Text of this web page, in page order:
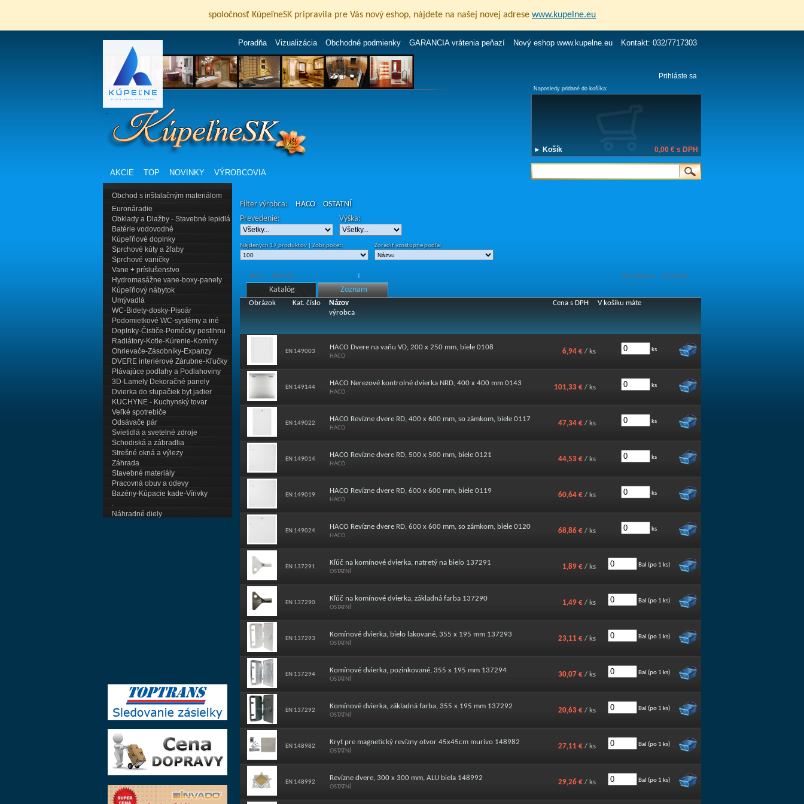
spoločnosť KúpeľneSK pripravila pre Vás nový eshop, nájdete na našej novej adrese www.kupelne.eu
Poradňa Vizualizácia Obchodné podmienky GARANCIA vrátenia peňazí Nový eshop www.kupelne.eu Kontakt: 032/7717303
Naposledy pridané do košíka:
► Košík 0,00 € s DPH
Prihláste sa
AKCIE TOP NOVINKY VÝROBCOVIA
Obchod s inštalačným materiálom
Euronáradie
Obklady a Dlažby - Stavebné lepidlá
Batérie vodovodné
Kúpeľňové doplnky
Sprchové kúty a žľaby
Sprchové vaničky
Vane + príslušenstvo
Hydromasážne vane-boxy-panely
Kúpeľňový nábytok
Umývadlá
WC-Bidety-dosky-Pisoár
Podomietkové WC-systémy a iné
Doplnky-Čističe-Pomôcky postihnu
Radiátory-Kotle-Kúrenie-Komíny
Ohrievače-Zásobníky-Expanzy
DVERE interiérové Zárubne-Kľučky
Plávajúce podlahy a Podlahoviny
3D-Lamely Dekoračné panely
Dvierka do stupačiek byt.jadier
KUCHYNE - Kuchynský tovar
Veľké spotrebiče
Odsávače pár
Svietidlá a svetelné zdroje
Schodiská a zábradlia
Strešné okná a výlezy
Záhrada
Stavebné materiály
Pracovná obuv a odevy
Bazény-Kúpacie kade-Vírivky
Náhradné diely
Filter výrobca: HACO
OSTATNÍ
Prevedenie:
Výška:
Nájdených 17 produktov | Zobr.počet: Zoradiť vzostupne podľa:
Prvá Predošlá Posledná
Nasledujúca
1
Katalóg Zoznam
Obrázok Kat. číslo
Názov
výrobca
Cena s DPH V košíku máte
EN 149003
HACO Dvere na vaňu VD, 200 x 250 mm, biele 0108
HACO
6,94 € / ks ks
EN 149144
HACO Nerezové kontrolné dvierka NRD, 400 x 400 mm 0143
HACO
101,33 € / ks ks
EN 149022
HACO Revízne dvere RD, 400 x 600 mm, so zámkom, biele 0117
HACO
47,34 € / ks ks
EN 149014
HACO Revízne dvere RD, 500 x 500 mm, biele 0121
HACO
44,53 € / ks ks
EN 149019
HACO Revízne dvere RD, 600 x 600 mm, biele 0119
HACO
60,64 € / ks ks
EN 149024
HACO Revízne dvere RD, 600 x 600 mm, so zámkom, biele 0120
HACO
68,86 € / ks ks
EN 137291
Kľúč na komínové dvierka, natretý na bielo 137291
OSTATNÍ
1,89 € / ks Bal (po 1 ks)
EN 137290
Kľúč na komínové dvierka, základná farba 137290
OSTATNÍ
1,49 € / ks Bal (po 1 ks)
EN 137293
Komínové dvierka, bielo lakované, 355 x 195 mm 137293
OSTATNÍ
23,11 € / ks Bal (po 1 ks)
EN 137294
Komínové dvierka, pozinkované, 355 x 195 mm 137294
OSTATNÍ
30,07 € / ks Bal (po 1 ks)
EN 137292
Komínové dvierka, základná farba, 355 x 195 mm 137292
OSTATNÍ
20,63 € / ks Bal (po 1 ks)
EN 148982
Kryt pre magnetický revízny otvor 45x45cm murivo 148982
OSTATNÍ
27,11 € / ks Bal (po 1 ks)
EN 148992
Revízne dvere, 300 x 300 mm, ALU biela 148992
OSTATNÍ
29,26 € / ks Bal (po 1 ks)